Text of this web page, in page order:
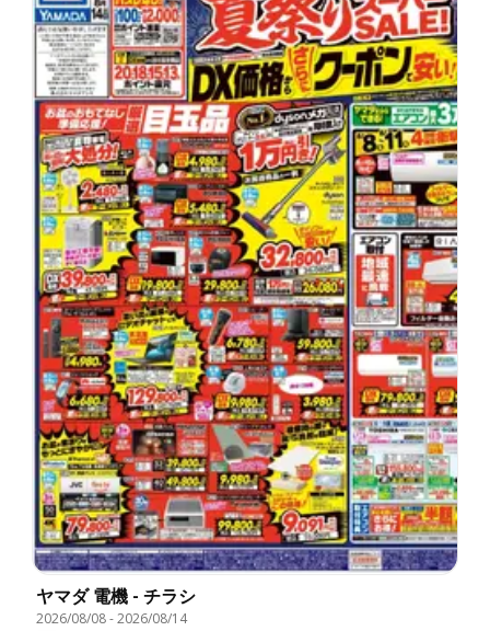
ヤマダ 電機 - チラシ
2026/08/08-2026/08/14